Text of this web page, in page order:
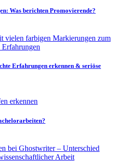
Was berichten Promovierende?
Erfahrungen erkennen & seriöse